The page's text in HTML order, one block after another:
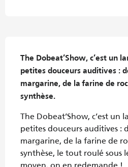
The Dobeat’Show, c’est un
petites douceurs auditives :
margarine, de la farine de
synthèse.
The Dobeat’Show, c’est un
petites douceurs auditives :
margarine, de la farine de
synthèse, le tout roulé sous